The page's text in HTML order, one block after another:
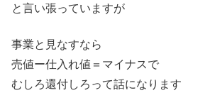
と言い張っていますが
事業と見なすなら
売値ー仕入れ値＝マイナスで
むしろ還付しろって話になります